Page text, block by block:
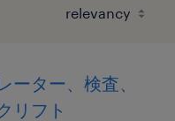
ーター、検査、
リフト